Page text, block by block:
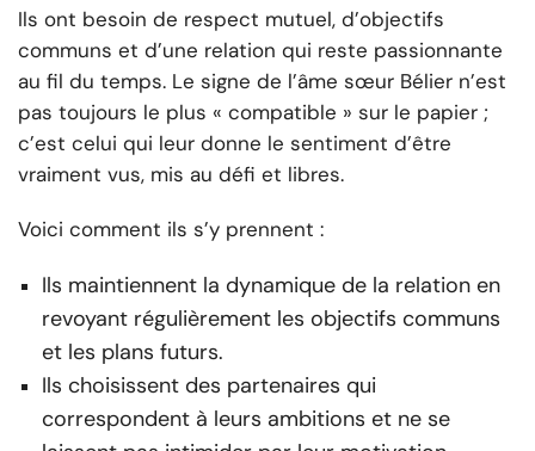
Ils ont besoin de respect mutuel, d’objectifs
communs et d’une relation qui reste passionnante
au fil du temps. Le signe de l’âme sœur Bélier n’est
pas toujours le plus « compatible » sur le papier ;
c’est celui qui leur donne le sentiment d’être
vraiment vus, mis au défi et libres.
Voici comment ils s’y prennent :
Ils maintiennent la dynamique de la relation en
revoyant régulièrement les objectifs communs
et les plans futurs.
Ils choisissent des partenaires qui
correspondent à leurs ambitions et ne se